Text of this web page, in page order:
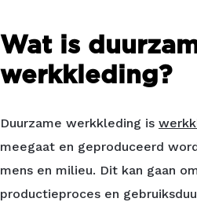
Wat is
werkkleding?
Duurzame werkkleding is
meegaat en geproduceerd
mens en milieu. Dit kan gaan
productieproces en